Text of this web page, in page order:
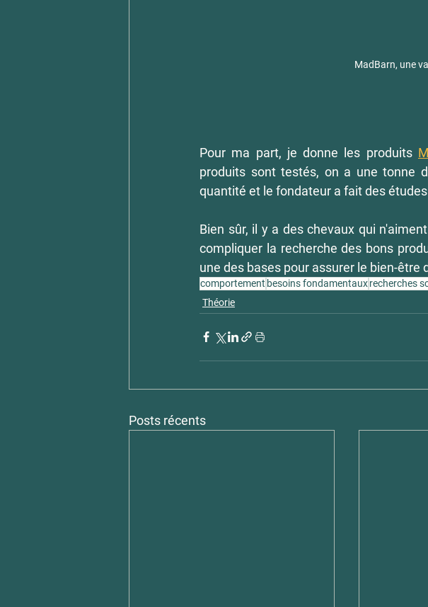
MadBarn, une
Pour ma part, je donne les produits
produits sont testés, on a une tonne
quantité et le fondateur a fait des
Bien sûr, il y a des chevaux qui
compliquer la recherche des bons
une des bases pour assurer le bien-être
comportement besoins fondamentauxrecherches
Théorie
Posts récents